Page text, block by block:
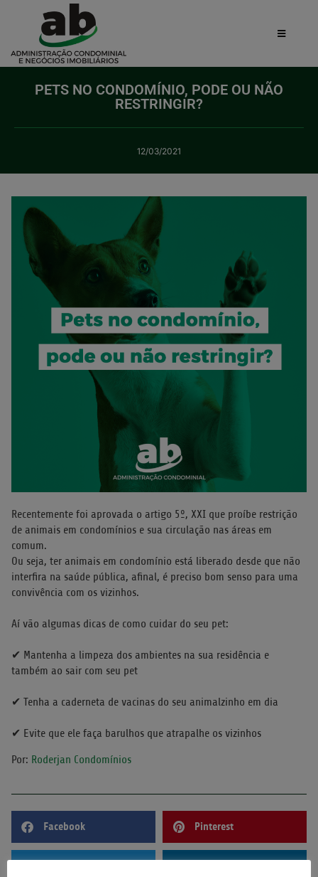
PETS NO CONDOMÍNIO, PODE OU NÃO
RESTRINGIR?
12/03/2021
Recentemente foi aprovada o artigo 5º, XXI que proíbe restrição
de animais em condomínios e sua circulação nas áreas em
comum.
Ou seja, ter animais em condomínio está liberado desde que não
interfira na saúde pública, afinal, é preciso bom senso para uma
convivência com os vizinhos.
Aí vão algumas dicas de como cuidar do seu pet:
✔ Mantenha a limpeza dos ambientes na sua residência e
também ao sair com seu pet
✔ Tenha a caderneta de vacinas do seu animalzinho em dia
✔ Evite que ele faça barulhos que atrapalhe os vizinhos
Por: Roderjan Condomínios
Facebook Pinterest